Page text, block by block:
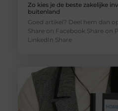
Zo kies je de beste zakelijke
buitenland
Goed artikel? Deel hem dan
Share on Facebook Share on
LinkedIn Share